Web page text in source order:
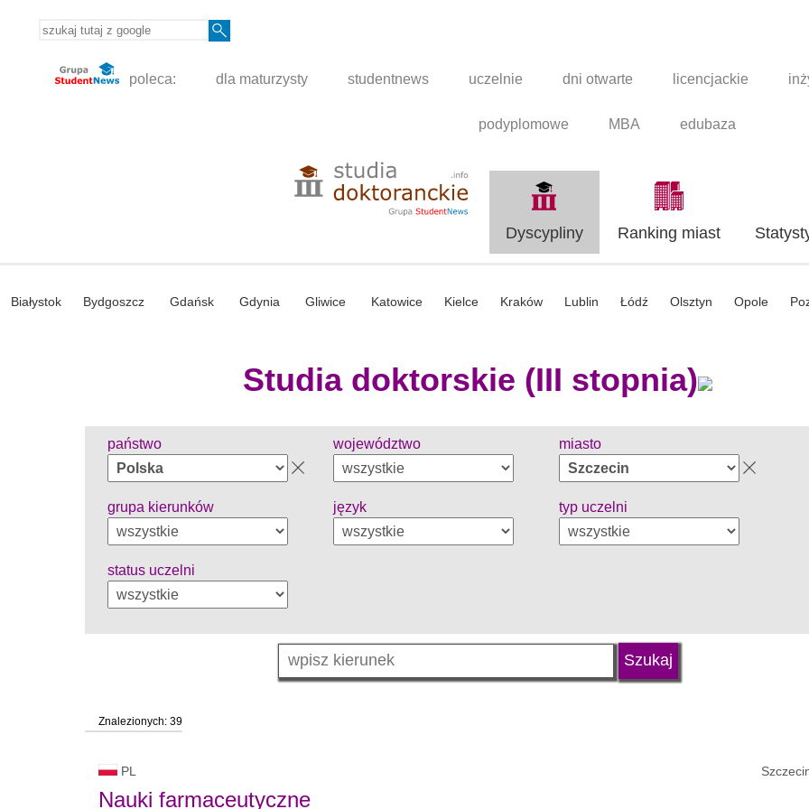
poleca: dla maturzysty studentnews uczelnie dni otwarte licencjackie
podyplomowe MBA edubaza
Dyscypliny Ranking miast
Białystok Bydgoszcz Gdańsk Gdynia Gliwice Katowice Kielce Kraków Lublin Łódź Olsztyn Opole
Studia doktorskie (III stopnia)
państwo województwo miasto
grupa kierunków język typ uczelni
status uczelni
Znalezionych: 39
PL
Nauki farmaceutyczne